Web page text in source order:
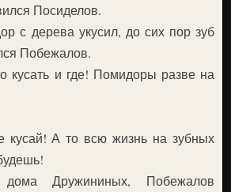
Посиделов.
с дерева укусил, до сих пор зуб
Побежалов.
и где! Помидоры разве на
А то всю жизнь на зубных
Дружининых, Побежалов